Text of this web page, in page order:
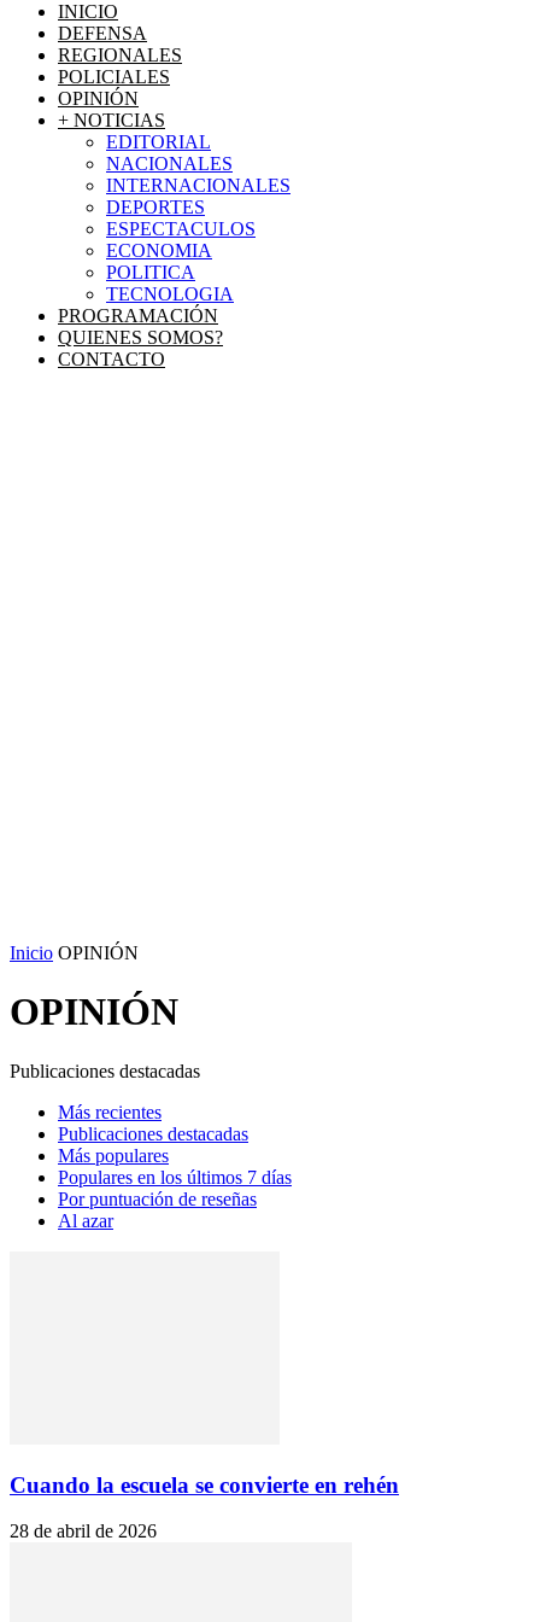
INICIO
DEFENSA
REGIONALES
POLICIALES
OPINIÓN
+ NOTICIAS
EDITORIAL
NACIONALES
INTERNACIONALES
DEPORTES
ESPECTACULOS
ECONOMIA
POLITICA
TECNOLOGIA
PROGRAMACIÓN
QUIENES SOMOS?
CONTACTO
Inicio OPINIÓN
OPINIÓN
Publicaciones destacadas
Más recientes
Publicaciones destacadas
Más populares
Populares en los últimos 7 días
Por puntuación de reseñas
Al azar
Cuando la escuela se convierte en rehén
28 de abril de 2026